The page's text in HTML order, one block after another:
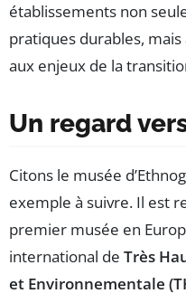
établissements non
pratiques durables,
aux enjeux de la
Un regard
Citons le musée
exemple à suivre. Il est
premier musée en
international de Très
et Environnementale